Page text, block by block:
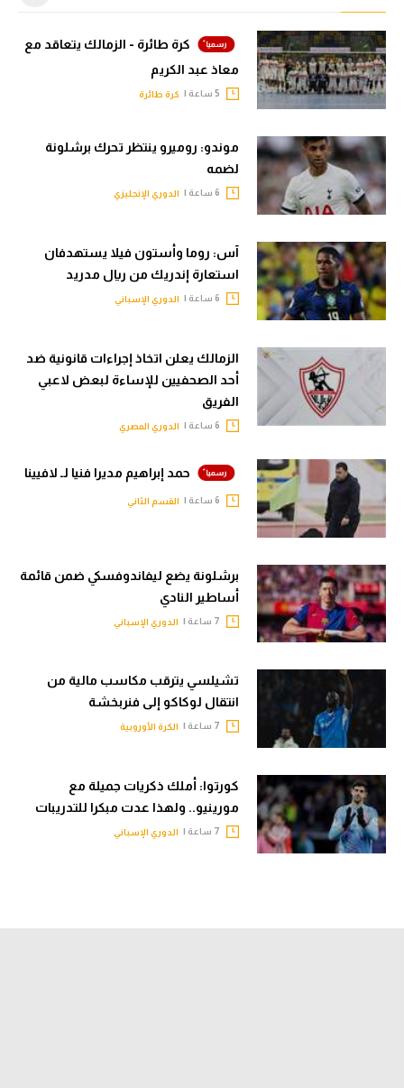
كرة طائرة - الزمالك يتعاقد مع
معاذ عبد الكريم
كرة طائرة
موندو: روميرو ينتظر تحرك برشلونة
لضمه
الدوري الإنجليزي
آس: روما وأستون فيلا يستهدفان
استعارة إندريك من ريال مدريد
الدوري الإسباني
الزمالك يعلن اتخاذ إجراءات قانونية ضد
أحد الصحفيين للإساءة لبعض لاعبي
الفريق
الدوري المصري
حمد إبراهيم مديرا فنيا لـ لافيينا
القسم الثاني
برشلونة يضع ليفاندوفسكي ضمن قائمة
أساطير النادي
الدوري الإسباني
تشيلسي يترقب مكاسب مالية من
انتقال لوكاكو إلى فنربخشة
الكرة الأوروبية
كورتوا: أملك ذكريات جميلة مع
مورينيو.. ولهذا عدت مبكرا للتدريبات
الدوري الإسباني